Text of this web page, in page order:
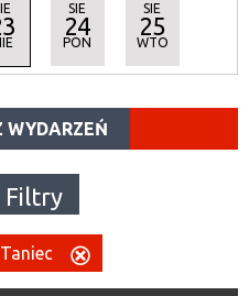
SIE
24
PON
SIE
25
WTO
WYDARZEŃ
Filtry
Taniec
ten